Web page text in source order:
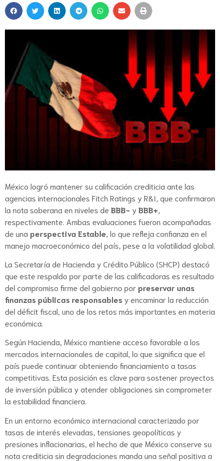
México logró mantener su calificación crediticia ante las
agencias internacionales Fitch Ratings y R&I, que confirmaron
la nota soberana en niveles de BBB- yBBB+
respectivamente. Ambas evaluaciones fueron acompañadas
de una perspectiva Estable , lo que refleja confianza en el
manejo macroeconómico del país, pese a la volatilidad global.
La Secretaría de Hacienda y Crédito Público (SHCP) destacó
que este respaldo por parte de las calificadoras es resultado
del compromiso firme del gobierno por preservar unas
finanzas públicas responsables y encaminar la reducción
del déficit fiscal, uno de los retos más importantes en materia
económica.
Según Hacienda, México mantiene acceso favorable a los
mercados internacionales de capital, lo que significa que el
país puede continuar obteniendo financiamiento a tasas
competitivas. Esta posición es clave para sostener proyectos
de inversión pública y atender obligaciones sin comprometer
la estabilidad financiera.
En un entorno económico internacional caracterizado por
tasas de interés elevadas, tensiones geopolíticas y
presiones inflacionarias, el hecho de que México conserve su
nota crediticia sin degradaciones manda una señal positiva a